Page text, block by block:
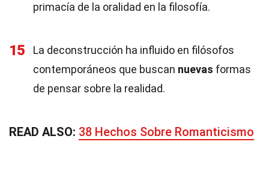
primacía de la oralidad en la filosofía.
15
La deconstrucción ha influido en filósofos
contemporáneos que buscan nuevas formas
de pensar sobre la realidad.
READ ALSO: 38 Hechos Sobre Romanticismo